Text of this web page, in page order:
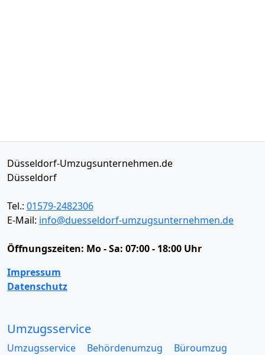
Düsseldorf-Umzugsunternehmen.de
Düsseldorf
Tel.: 01579-2482306
E-Mail: info@duesseldorf-umzugsunternehmen.de
Öffnungszeiten: Mo - Sa: 07:00 - 18:00 Uhr
Impressum
Datenschutz
Umzugsservice
Umzugsservice Behördenumzug
Büroumzug